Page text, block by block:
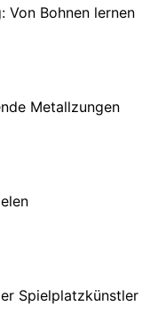
Von Bohnen lernen
Metallzungen
Spielplatzkünstler